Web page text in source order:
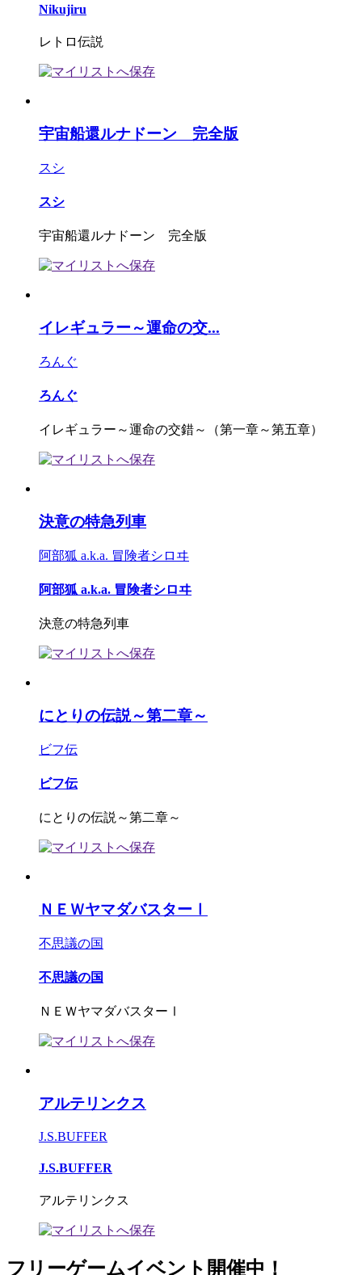
Nikujiru
レトロ伝説
宇宙船還ルナドーン 完全版
スシ
スシ
宇宙船還ルナドーン 完全版
イレギュラー～運命の交...
ろんぐ
ろんぐ
イレギュラー～運命の交錯～（第一章～第五章）
決意の特急列車
阿部狐 a.k.a. 冒険者シロヰ
阿部狐 a.k.a. 冒険者シロヰ
決意の特急列車
にとりの伝説～第二章～
ビフ伝
ビフ伝
にとりの伝説～第二章～
ＮＥＷヤマダバスターⅠ
不思議の国
不思議の国
ＮＥＷヤマダバスターⅠ
アルテリンクス
J.S.BUFFER
J.S.BUFFER
アルテリンクス
フリーゲームイベント開催中！